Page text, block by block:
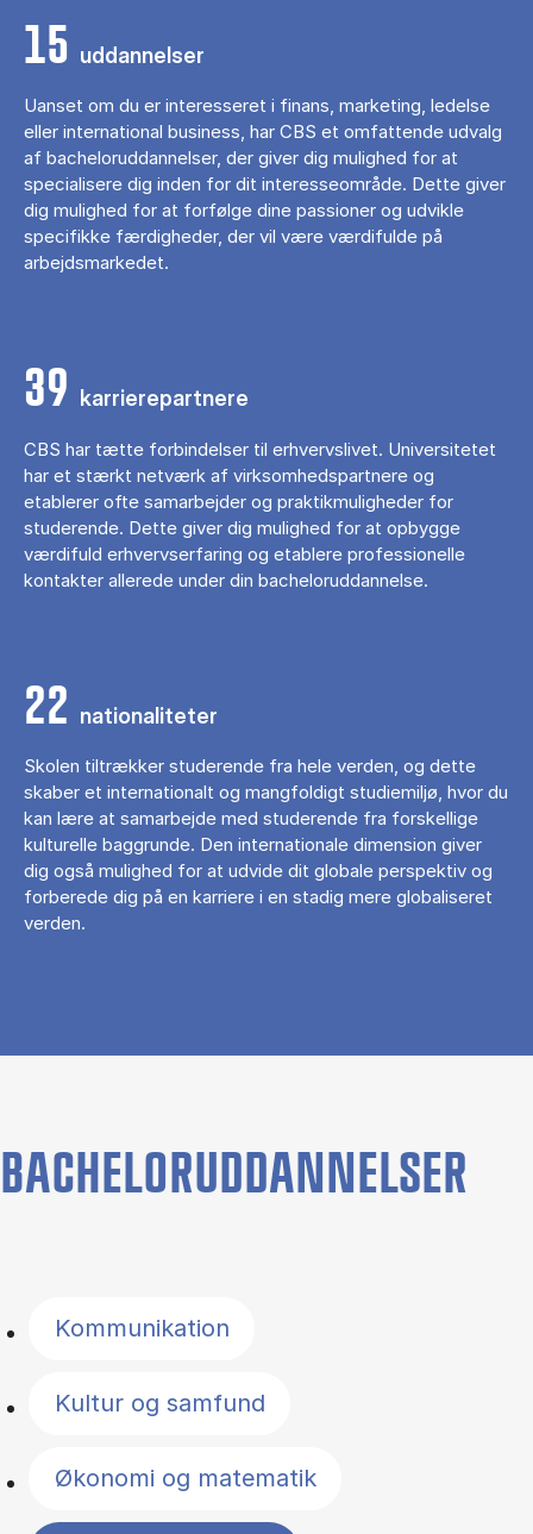
15 uddannelser
Uanset om du er interesseret i finans, marketing, ledelse
eller international business, har CBS et omfattende udvalg
af bacheloruddannelser, der giver dig mulighed for at
specialisere dig inden for dit interesseområde. Dette giver
dig mulighed for at forfølge dine passioner og udvikle
specifikke færdigheder, der vil være værdifulde på
arbejdsmarkedet.
39 karrierepartnere
CBS har tætte forbindelser til erhvervslivet. Universitetet
har et stærkt netværk af virksomhedspartnere og
etablerer ofte samarbejder og praktikmuligheder for
studerende. Dette giver dig mulighed for at opbygge
værdifuld erhvervserfaring og etablere professionelle
kontakter allerede under din bacheloruddannelse.
22 nationaliteter
Skolen tiltrækker studerende fra hele verden, og dette
skaber et internationalt og mangfoldigt studiemiljø, hvor du
kan lære at samarbejde med studerende fra forskellige
kulturelle baggrunde. Den internationale dimension giver
dig også mulighed for at udvide dit globale perspektiv og
forberede dig på en karriere i en stadig mere globaliseret
verden.
BACHELORUDDANNELSER
Kommunikation
Kultur og samfund
Økonomi og matematik